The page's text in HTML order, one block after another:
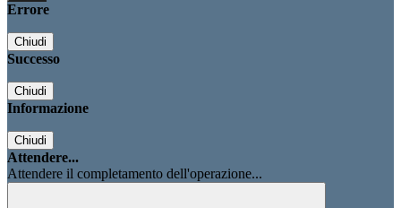
Errore
Chiudi
Successo
Chiudi
Informazione
Chiudi
Attendere...
Attendere il completamento dell'operazione...